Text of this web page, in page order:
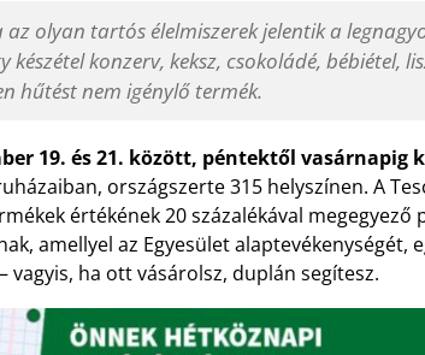
olyan tartós élelmiszerek jelentik a
készétel konzerv, keksz, csokoládé, bébiétel,
hűtést nem igénylő termék.
19. és 21. között, péntektől vasárnapig
országszerte 315 helyszínen. A
értékének 20 százalékával megegyező
amellyel az Egyesület alaptevékenységét,
vagyis, ha ott vásárolsz, duplán segítesz.